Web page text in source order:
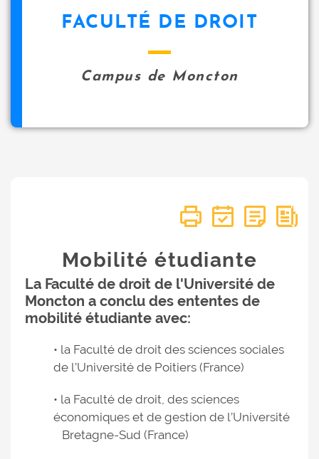
FACULTÉ DE DROIT
Campus de Moncton
Mobilité étudiante
La Faculté de droit de l'Université de
Moncton a conclu des ententes de
mobilité étudiante avec:
• la Faculté de droit des sciences sociales
de l’Université de Poitiers (France)
• la Faculté de droit, des sciences
économiques et de gestion de l’Université
Bretagne-Sud (France)